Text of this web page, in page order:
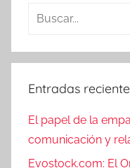
Buscar:
Entradas
El papel de la
comunicación y
Evostock.com: El